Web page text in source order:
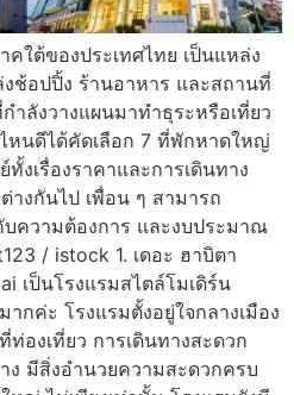
ใต้ของประเทศไทย เป็นแหล่ง
ช้อปปิ้ง ร้านอาหาร และสถานที่
ำลังวางแผนมาทำธุระหรือเที่ยว
หนดีได้คัดเลือก 7 ที่พักหาดใหญ่
งเรื่องราคาและการเดินทาง
างกันไป เพื่อน ๆ สามารถ
ความต้องการ และงบประมาณ
/ istock 1. เดอะ ฮาบิตา
เป็นโรงแรมสไตล์โมเดิร์น
กค่ะ โรงแรมตั้งอยู่ใจกลางเมือง
องเที่ยว การเดินทางสะดวก
ง มีสิ่งอำนวยความสะดวกครบ